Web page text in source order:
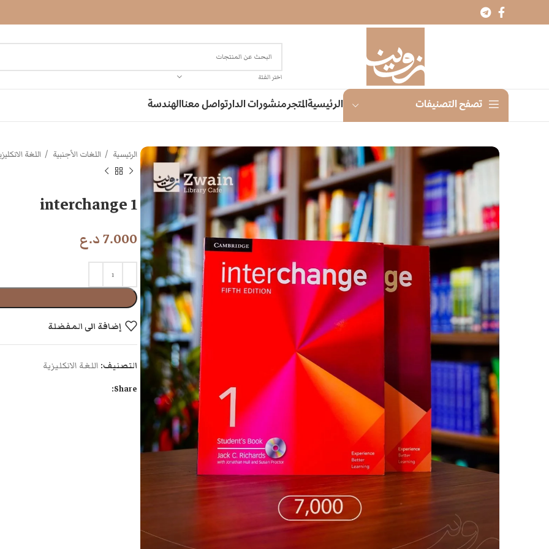
اختر الفئة
تصفح التصنيفات الرئيسيةالمتجرمنشورات الدارتواصل معناالهندسة
الرئيسية اللغات الأجنبية اللغة
interchange 1
7.000د.ع
إضافة الى المفضلة
التصنيف: اللغة الانكليزية
Share: